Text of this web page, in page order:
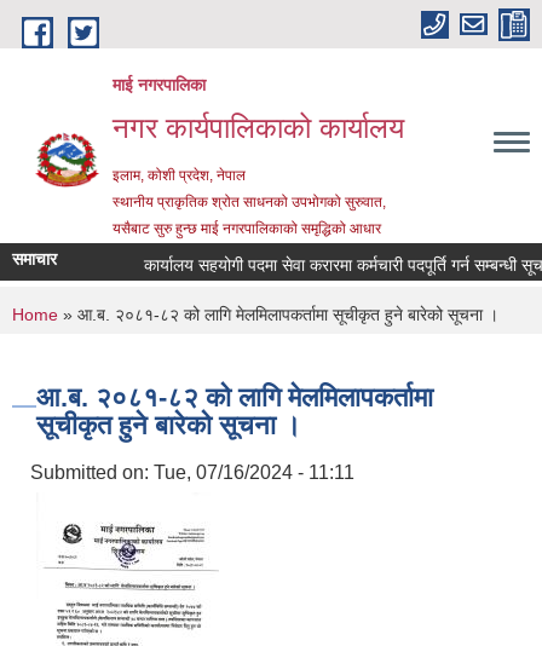
Skip to main content
माई नगरपालिका
नगर कार्यपालिकाको कार्यालय
इलाम, कोशी प्रदेश, नेपाल
स्थानीय प्राकृतिक श्रोत साधनको उपभोगको सुरुवात,
यसैबाट सुरु हुन्छ माई नगरपालिकाको समृद्धिको आधार
समाचार कार्यालय सहयोगी पदमा सेवा करारमा कर्मचारी पदपूर्ति गर्न सम्बन्धी सूचना
You are here
Home » आ.ब. २०८१-८२ को लागि मेलमिलापकर्तामा सूचीकृत हुने बारेको सूचना ।
आ.ब. २०८१-८२ को लागि मेलमिलापकर्तामा
सूचीकृत हुने बारेको सूचना ।
Submitted on: Tue, 07/16/2024 - 11:11